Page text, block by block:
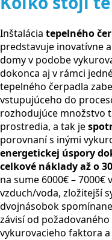
Inštalácia tepelného
predstavuje inovatívne
domy v podobe
dokonca aj v rámci
tepelného čerpadla
vstupujúceho do
rozhodujúce množstvo
prostredia, a tak je
porovnaní s inými
energetickej úspory
celkové náklady až o
na sume 6000€ –
vzduch/voda, zložitejší
dvojnásobok
závisí od
vykurovacieho faktora